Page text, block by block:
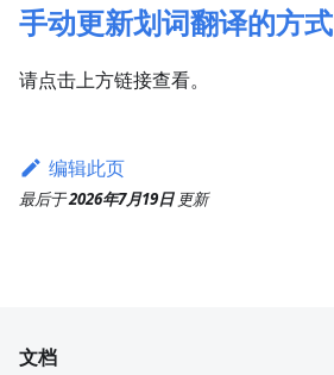
手动更新划词翻译的方式
请点击上方链接查看。
编辑此页
最后于2026年7月19日 更新
文档